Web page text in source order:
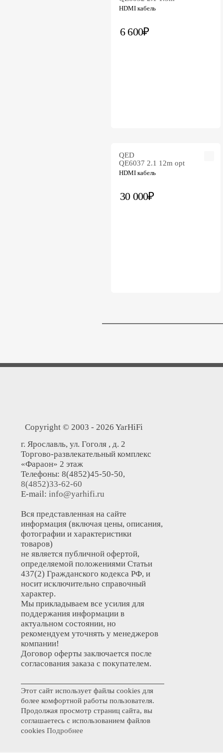
HDMI кабель
6 600₽
QED
QE6037 2.1 12m opt
HDMI кабель
30 000₽
Copyright © 2003 - 2026 YarHiFi
г. Ярославль, ул. Гоголя , д. 2
Торгово-развлекательный комплекс
«Фараон» 2 этаж
Телефоны: 8(4852)45-50-50,
8(4852)33-62-60
E-mail: info@yarhifi.ru
Вся представленная на сайте
информация (включая цены, описания,
фотографии и характеристики
товаров)
не является публичной офертой,
определяемой положениями Статьи
437(2) Гражданского кодекса РФ, и
носит исключительно справочный
характер.
Мы прикладываем все усилия для
поддержания информации в
актуальном состоянии, но
рекомендуем уточнять у менеджеров
компании!
Договор оферты заключается после
согласования заказа с покупателем.
Этот сайт использует файлы cookies для
более комфортной работы пользователя.
Продолжая просмотр страниц сайта, вы
соглашаетесь с использованием файлов
cookies Подробнее